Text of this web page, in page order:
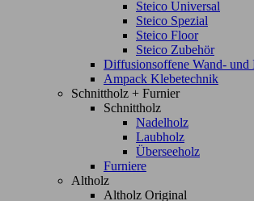
Steico Universal
Steico Spezial
Steico Floor
Steico Zubehör
Diffusionsoffene Wand- und
Ampack Klebetechnik
Schnittholz + Furnier
Schnittholz
Nadelholz
Laubholz
Überseeholz
Furniere
Altholz
Altholz Original